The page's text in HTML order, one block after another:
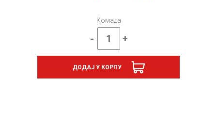
Комада
-
Ликовна
култура
,
дигитални
+
ДОДАЈ У КОРПУ